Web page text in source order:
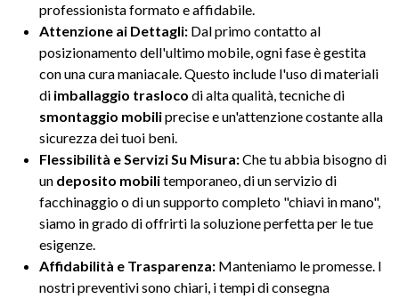
professionista formato e affidabile.
Attenzione ai Dettagli: Dal primo contatto al
posizionamento dell'ultimo mobile, ogni fase è gestita
con una cura maniacale. Questo include l'uso di materiali
di imballaggio trasloco di alta qualità, tecniche di
smontaggio mobiliprecise e un'attenzione costante alla
sicurezza dei tuoi beni.
Flessibilità e Servizi Su Misura:Che tu abbia bisogno di
un deposito mobilitemporaneo, di un servizio di
facchinaggio o di un supporto completo "chiavi in mano",
siamo in grado di offrirti la soluzione perfetta per le tue
esigenze.
Affidabilità e Trasparenza: Manteniamo le promesse. I
nostri preventivi sono chiari, i tempi di consegna